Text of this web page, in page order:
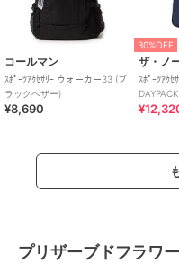
コールマン
ｽﾎﾟｰﾂｱｸｾｻﾘｰ ウォーカー33 (ブ
ラックヘザー)
¥8,690
30%OFF
ザ・ノ
ｽﾎﾟｰﾂｱｸｾ
ク)
プリザーブドフラワ